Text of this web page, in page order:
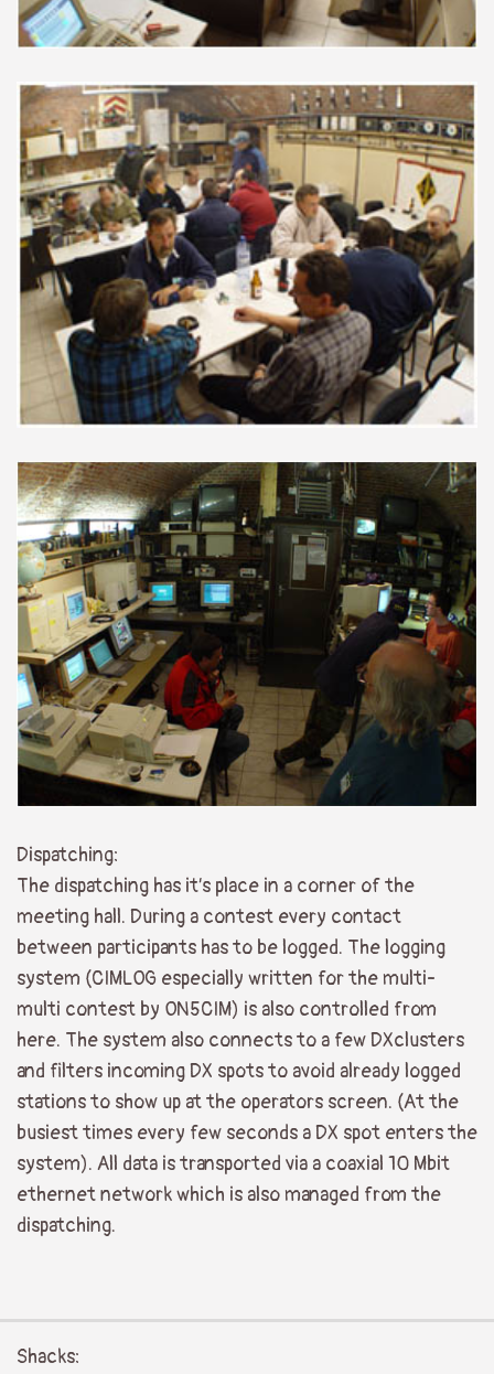
Dispatching:
The dispatching has it’s place in a corner of the
meeting hall. During a contest every contact
between participants has to be logged. The logging
system (CIMLOG especially written for the multi-
multi contest by ON5CIM) is also controlled from
here. The system also connects to a few DXclusters
and filters incoming DX spots to avoid already logged
stations to show up at the operators screen. (At the
busiest times every few seconds a DX spot enters the
system). All data is transported via a coaxial 10 Mbit
ethernet network which is also managed from the
dispatching.
Shacks: